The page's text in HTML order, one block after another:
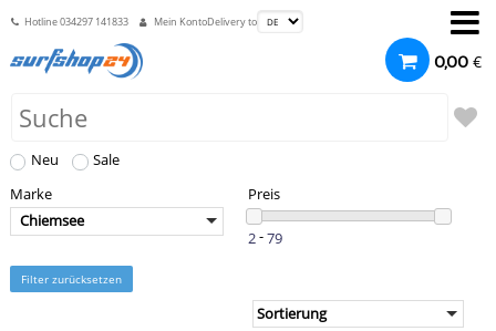
Hotline034297 141833 Mein KontoDelivery to
0,00 €
Neu
Sale
Marke
Chiemsee
Preis
-
Filter zurücksetzen